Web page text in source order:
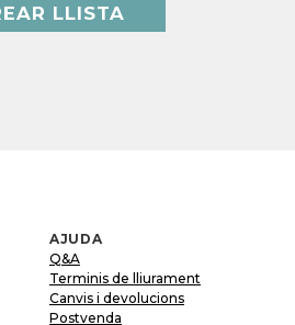
LLISTA
AJUDA
Q&A
Terminis de lliurament
Canvis i devolucions
Postvenda